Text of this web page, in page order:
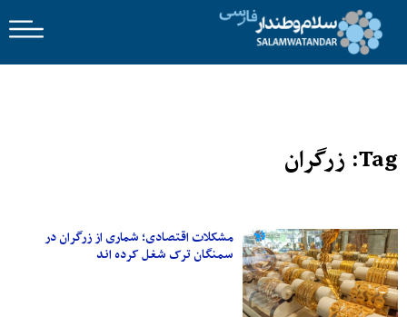
Tag: زرگران
مشکلات اقتصادی؛ شماری از زرگران در
سمنگان ترک شغل کرده اند